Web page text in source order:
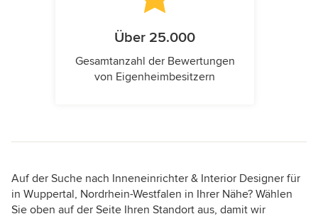
Über 25.000
Gesamtanzahl der Bewertungen
von Eigenheimbesitzern
Auf der Suche nach Inneneinrichter & Interior Designer für
in Wuppertal, Nordrhein-Westfalen in Ihrer Nähe? Wählen
Sie oben auf der Seite Ihren Standort aus, damit wir